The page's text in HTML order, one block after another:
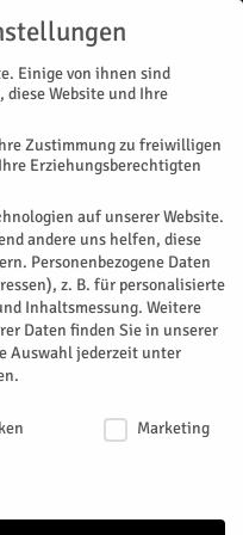
in St.
Einige von ihnen sind
Website und Ihre
Zustimmung zu freiwilligen
Erziehungsberechtigten
auf unserer Website.
andere uns helfen, diese
Personenbezogene Daten
z. B. für personalisierte
Inhaltsmessung. Weitere
Daten finden Sie in unserer
Auswahl jederzeit unter
Marketing